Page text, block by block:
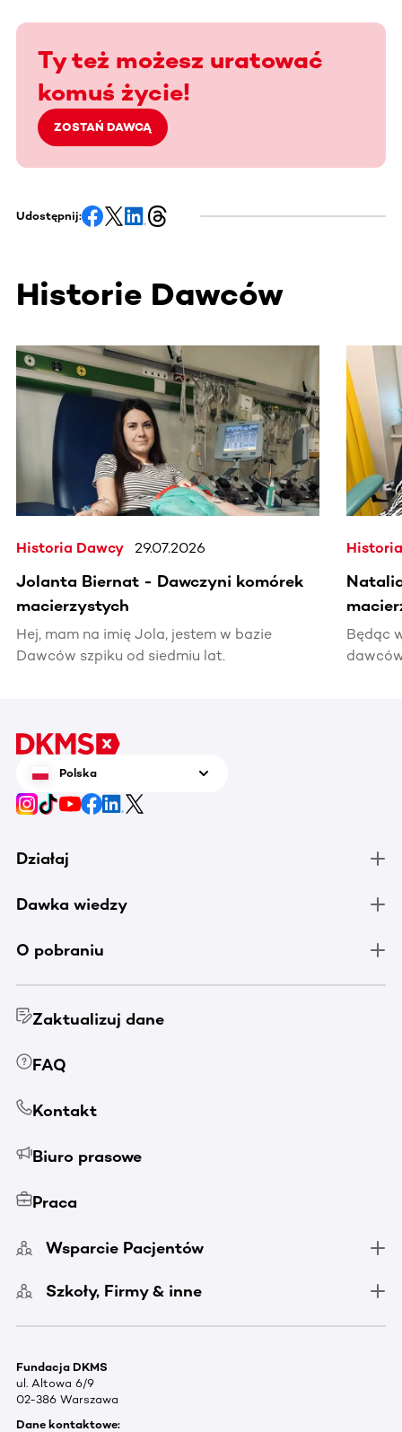
Ty też możesz uratować
komuś życie!
ZOSTAŃ DAWCĄ
Udostępnij:
Historie Dawców
Ta sekcja zawiera treści przewijane w poziomie. Użyj
Historia Dawcy 29.07.2026
Jolanta Biernat - Dawczyni komórek
macierzystych
Hej, mam na imię Jola, jestem w bazie
Dawców szpiku od siedmiu lat.
Będąc
Polska
Działaj
Dawka wiedzy
O pobraniu
Zaktualizuj dane
FAQ
Kontakt
Biuro prasowe
Praca
Wsparcie Pacjentów
Szkoły, Firmy & inne
Fundacja DKMS
ul. Altowa 6/9
02-386 Warszawa
Dane kontaktowe: